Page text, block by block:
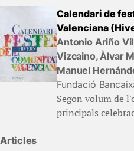
Calendari de
Valenciana
Antonio Ariño
Vizcaino, Àlvar
Manuel
Fundació
Segon volum de
principals
Articles